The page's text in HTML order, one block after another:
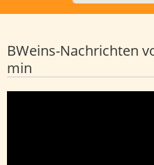
BWeins-Nachrichten
min